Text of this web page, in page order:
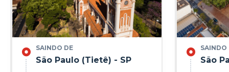
SAINDO DE
São Paulo (Tietê) - SP
SAINDO
São